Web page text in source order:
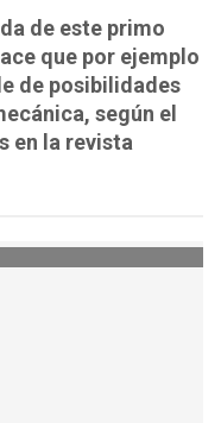
de este primo
que por ejemplo
de posibilidades
según el
en la revista